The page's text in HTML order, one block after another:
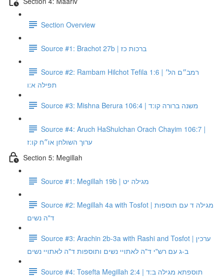
Section Overview
Source #1: Brachot 27b | ברכות כז
Source #2: Rambam Hilchot Tefila 1:6 | רמב״ם הל׳
תפילה א:ו
Source #3: Mishna Berura 106:4 | משנה ברורה קו:ד
Source #4: Aruch HaShulchan Orach Chayim 106:7 |
ערוך השולחן או״ח קו:ז
Section 5: Megillah
Source #1: Megillah 19b | מגילה יט
Source #2: Megillah 4a with Tosfot | מגילה ד עם תוספות
ד"ה נשים
Source #3: Arachin 2b-3a with Rashi and Tosfot | ערכין
ב-ג עם רש"י ד"ה לאתויי נשים ותוספות ד"ה לאתויי נשים
Source #4: Tosefta Megillah 2:4 | תוספתא מגילה ב:ד